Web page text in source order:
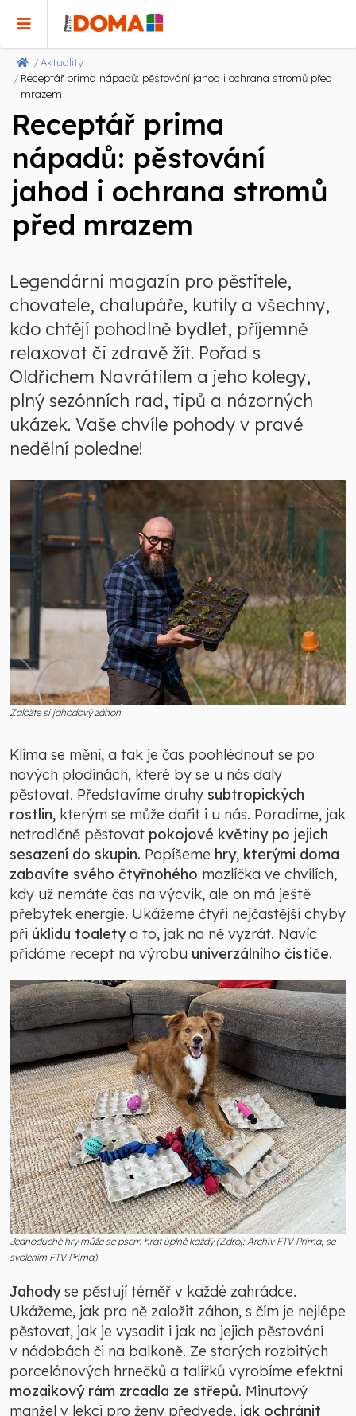
Aktuality
Receptář prima nápadů: pěstování jahod i ochrana stromů před
mrazem
Receptář prima
nápadů: pěstování
jahod i ochrana stromů
před mrazem
Legendární magazín pro pěstitele,
chovatele, chalupáře, kutily a všechny,
kdo chtějí pohodlně bydlet, příjemně
relaxovat či zdravě žít. Pořad s
Oldřichem Navrátilem a jeho kolegy,
plný sezónních rad, tipů a názorných
ukázek. Vaše chvíle pohody v pravé
nedělní poledne!
Založte si jahodový záhon
Klima se mění, a tak je čas poohlédnout se po
nových plodinách, které by se u nás daly
pěstovat. Představíme druhy subtropických
rostlin, kterým se může dařit i u nás. Poradíme, jak
netradičně pěstovat pokojové květiny po jejich
sesazení do skupin. Popíšeme hry, kterými doma
zabavíte svého čtyřnohého mazlíčka ve chvílích,
kdy už nemáte čas na výcvik, ale on má ještě
přebytek energie. Ukážeme čtyři nejčastější chyby
při úklidu toaletya to, jak na ně vyzrát. Navíc
přidáme recept na výrobu univerzálního čističe.
Jednoduché hry může se psem hrát úplně každý (Zdroj: Archiv FTV Prima, se
svolením FTV Prima)
Jahodyse pěstují téměř v každé zahrádce.
Ukážeme, jak pro ně založit záhon, s čím je nejlépe
pěstovat, jak je vysadit i jak na jejich pěstování
v nádobách či na balkoně. Ze starých rozbitých
porcelánových hrnečků a talířků vyrobíme efektní
mozaikový rám zrcadla ze střepů. Minutový
manžel v lekci pro ženy předvede, jak ochránit